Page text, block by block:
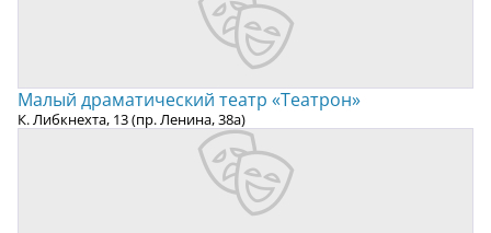
Малый драматический театр «Театрон»
К. Либкнехта, 13 (пр. Ленина, 38а)